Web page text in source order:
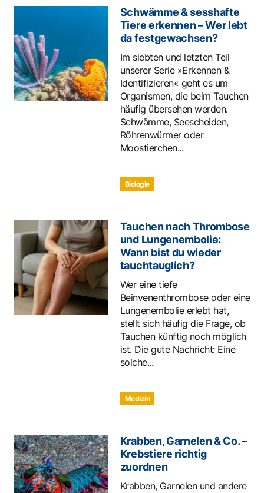
Schwämme & sesshafte
Tiere erkennen – Wer lebt
da festgewachsen?
Im siebten und letzten Teil
unserer Serie »Erkennen &
Identifizieren« geht es um
Organismen, die beim Tauchen
häufig übersehen werden.
Schwämme, Seescheiden,
Röhrenwürmer oder
Moostierchen...
Biologie
Tauchen nach Thrombose
und Lungenembolie:
Wann bist du wieder
tauchtauglich?
Wer eine tiefe
Beinvenenthrombose oder eine
Lungenembolie erlebt hat,
stellt sich häufig die Frage, ob
Tauchen künftig noch möglich
ist. Die gute Nachricht: Eine
solche...
Medizin
Krabben, Garnelen & Co. –
Krebstiere richtig
zuordnen
Krabben, Garnelen und andere